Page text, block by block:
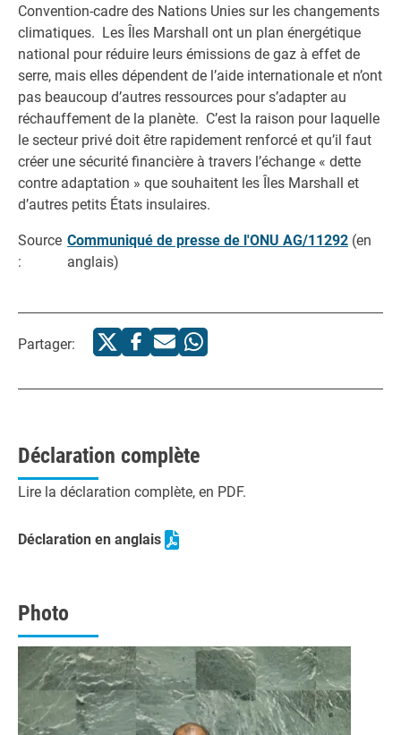
Convention-cadre des Nations Unies sur les changements
climatiques. Les Îles Marshall ont un plan énergétique
national pour réduire leurs émissions de gaz à effet de
serre, mais elles dépendent de l’aide internationale et n’ont
pas beaucoup d’autres ressources pour s’adapter au
réchauffement de la planète. C’est la raison pour laquelle
le secteur privé doit être rapidement renforcé et qu’il faut
créer une sécurité financière à travers l’échange « dette
contre adaptation » que souhaitent les Îles Marshall et
d’autres petits États insulaires.
Source
:
Communiqué de presse de l'ONU AG/11292 (en
anglais)
Partager:
Déclaration complète
Lire la déclaration complète, en PDF.
Déclaration en anglais
Photo